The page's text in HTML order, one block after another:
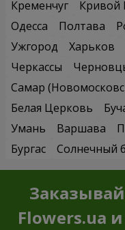
Кременчуг
Кривой
Одесса
Полтава
Ужгород
Харьков
Черкассы
Самар
Белая Церковь
Умань
Варшава
Бургас
Солнечный
Flowers.ua